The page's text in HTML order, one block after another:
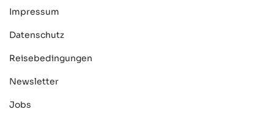
Impressum
Datenschutz
Reisebedingungen
Newsletter
Jobs